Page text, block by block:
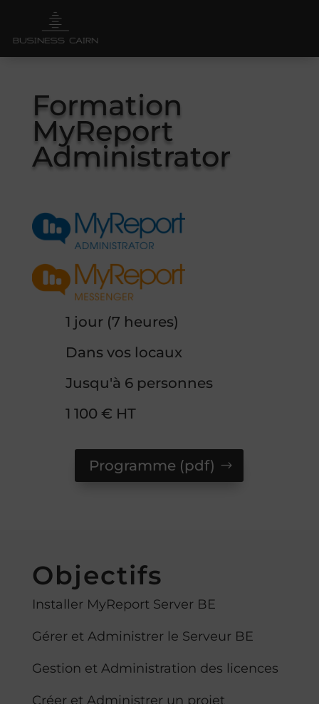
Formation
MyReport
Administrator
1 jour (7 heures)
Dans vos locaux
Jusqu'à 6 personnes
1 100 € HT
Programme (pdf)
Objectifs
Installer MyReport Server BE
Gérer et Administrer le Serveur BE
Gestion et Administration des licences
Créer et Administrer un projet